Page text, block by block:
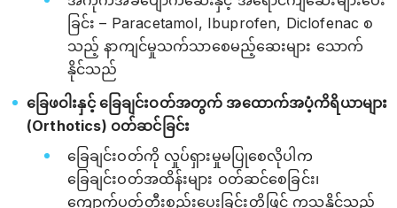
ခြင်း – Paracetamol, Ibuprofen, Diclofenac စ
သည့် နာကျင်မှုသက်သာစေမည့်ဆေးများ သောက်
နိုင်သည်
ခြေဖဝါးနှင့် ခြေချင်းဝတ်အတွက် အထောက်အပံ့ကိရိယာများ
(Orthotics) ဝတ်ဆင်ခြင်း
ခြေချင်းဝတ်ကို လှုပ်ရှားမှုမပြုစေလိုပါက
ခြေချင်းဝတ်အထိန်းများ ဝတ်ဆင်စေခြင်း၊
ကျောက်ပတ်တီးစည်းပေးခြင်းတို့ဖြင့် ကုသနိုင်သည်